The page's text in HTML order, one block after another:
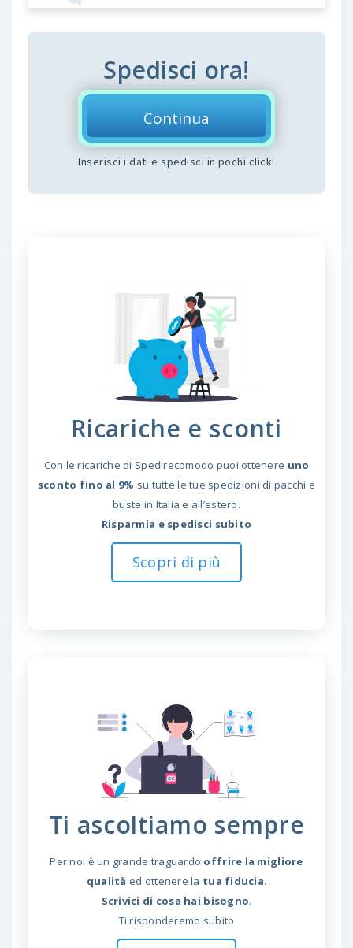
Spedisci ora!
Continua
Inserisci i dati e spedisci in pochi click!
Ricariche e sconti
Con le ricariche di Spedirecomodo puoi ottenere uno
sconto fino al 9% su tutte le tue spedizioni di pacchi e
buste in Italia e all’estero.
Risparmia e spedisci subito
Scopri di più
Ti ascoltiamo sempre
Per noi è un grande traguardo offrire la migliore
qualità ed ottenere la tua fiducia.
Scrivici di cosa hai bisogno.
Ti risponderemo subito